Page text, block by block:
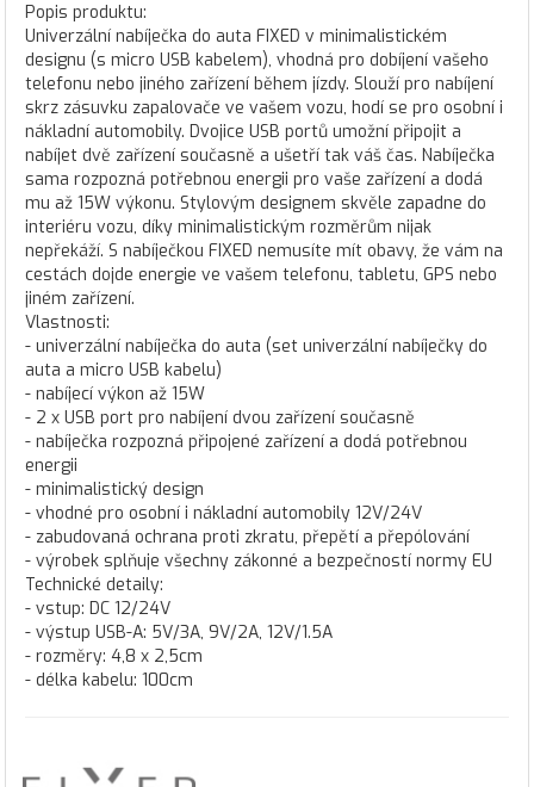
Popis produktu:
Univerzální nabíječka do auta FIXED v minimalistickém
designu (s micro USB kabelem), vhodná pro dobíjení vašeho
telefonu nebo jiného zařízení během jízdy. Slouží pro nabíjení
skrz zásuvku zapalovače ve vašem vozu, hodí se pro osobní i
nákladní automobily. Dvojice USB portů umožní připojit a
nabíjet dvě zařízení současně a ušetří tak váš čas. Nabíječka
sama rozpozná potřebnou energii pro vaše zařízení a dodá
mu až 15W výkonu. Stylovým designem skvěle zapadne do
interiéru vozu, díky minimalistickým rozměrům nijak
nepřekáží. S nabíječkou FIXED nemusíte mít obavy, že vám na
cestách dojde energie ve vašem telefonu, tabletu, GPS nebo
jiném zařízení.
Vlastnosti:
- univerzální nabíječka do auta (set univerzální nabíječky do
auta a micro USB kabelu)
- nabíjecí výkon až 15W
- 2 x USB port pro nabíjení dvou zařízení současně
- nabíječka rozpozná připojené zařízení a dodá potřebnou
energii
- minimalistický design
- vhodné pro osobní i nákladní automobily 12V/24V
- zabudovaná ochrana proti zkratu, přepětí a přepólování
- výrobek splňuje všechny zákonné a bezpečností normy EU
Technické detaily:
- vstup: DC 12/24V
- výstup USB-A: 5V/3A, 9V/2A, 12V/1.5A
- rozměry: 4,8 x 2,5cm
- délka kabelu: 100cm